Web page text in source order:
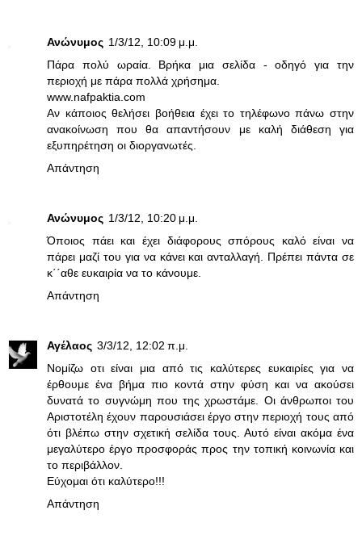
Ανώνυμος 1/3/12, 10:09 μ.μ.
Πάρα πολύ ωραία. Βρήκα μια σελίδα - οδηγό για την
περιοχή με πάρα πολλά χρήσημα.
www.nafpaktia.com
Αν κάποιος θελήσει βοήθεια έχει το τηλέφωνο πάνω στην
ανακοίνωση που θα απαντήσουν με καλή διάθεση για
εξυπηρέτηση οι διοργανωτές.
Απάντηση
Ανώνυμος 1/3/12, 10:20 μ.μ.
Όποιος πάει και έχει διάφορους σπόρους καλό είναι να
πάρει μαζί του για να κάνει και ανταλλαγή. Πρέπει πάντα σε
κ΄΄αθε ευκαιρία να το κάνουμε.
Απάντηση
Αγέλαος 3/3/12, 12:02 π.μ.
Νομίζω οτι είναι μια από τις καλύτερες ευκαιρίες για να
έρθουμε ένα βήμα πιο κοντά στην φύση και να ακούσει
δυνατά το συγνώμη που της χρωστάμε. Οι άνθρωποι του
Αριστοτέλη έχουν παρουσιάσει έργο στην περιοχή τους από
ότι βλέπω στην σχετική σελίδα τους. Αυτό είναι ακόμα ένα
μεγαλύτερο έργο προσφοράς προς την τοπική κοινωνία και
το περιβάλλον.
Εύχομαι ότι καλύτερο!!!
Απάντηση